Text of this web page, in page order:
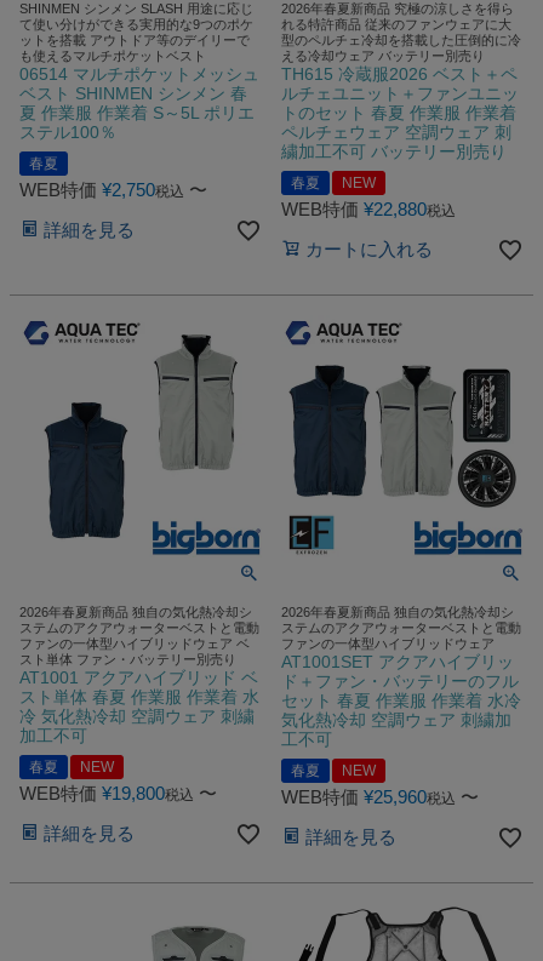
SHINMEN シンメン SLASH 用途に応じ
て使い分けができる実用的な9つのポケ
ットを搭載 アウトドア等のデイリーで
も使えるマルチポケットベスト
06514 マルチポケットメッシュ
ベスト SHINMEN シンメン 春
夏 作業服 作業着 S～5L ポリエ
ステル100％
春夏
WEB特価 ¥2,750税込 〜
詳細を見る
2026年春夏新商品 究極の涼しさを得ら
れる特許商品 従来のファンウェアに大
型のペルチェ冷却を搭載した圧倒的に冷
える冷却ウェア バッテリー別売り
TH615 冷蔵服2026 ベスト＋ペ
ルチェユニット＋ファンユニッ
トのセット 春夏 作業服 作業着
ペルチェウェア 空調ウェア 刺
繍加工不可 バッテリー別売り
春夏 NEW
WEB特価 ¥22,880税込
カートに入れる
2026年春夏新商品 独自の気化熱冷却シ
ステムのアクアウォーターベストと電動
ファンの一体型ハイブリッドウェア ベ
スト単体 ファン・バッテリー別売り
AT1001 アクアハイブリッド ベ
スト単体 春夏 作業服 作業着 水
冷 気化熱冷却 空調ウェア 刺繍
加工不可
春夏 NEW
WEB特価 ¥19,800税込 〜
詳細を見る
2026年春夏新商品 独自の気化熱冷却シ
ステムのアクアウォーターベストと電動
ファンの一体型ハイブリッドウェア
AT1001SET アクアハイブリッ
ド＋ファン・バッテリーのフル
セット 春夏 作業服 作業着 水冷
気化熱冷却 空調ウェア 刺繍加
工不可
春夏 NEW
WEB特価 ¥25,960税込 〜
詳細を見る